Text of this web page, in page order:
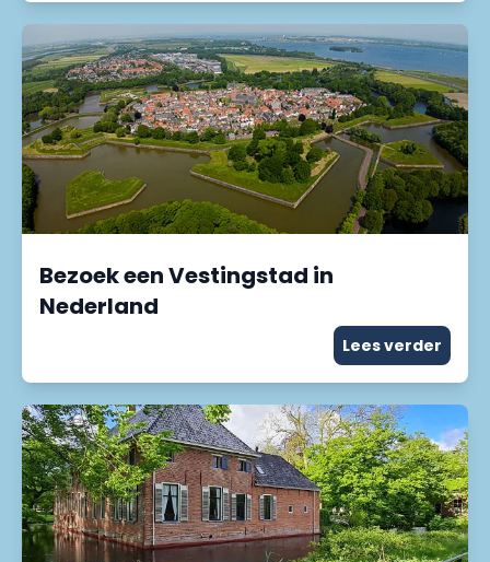
Bezoek een Vestingstad in
Nederland
Lees verder